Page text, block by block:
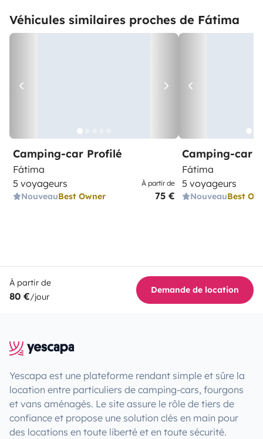
Véhicules similaires proches de Fátima
Camping-car Profilé
Fátima
5 voyageurs
NouveauBest Owner
À partir de
75 €
Camping-car
Fátima
5 voyageurs
NouveauBest
À partir de
80 €/jour
Demande de location
Yescapa est une plateforme rendant simple et sûre la
location entre particuliers de camping-cars, fourgons
et vans aménagés. Le site assure le rôle de tiers de
confiance et propose une solution clés en main pour
des locations en toute liberté et en toute sécurité.